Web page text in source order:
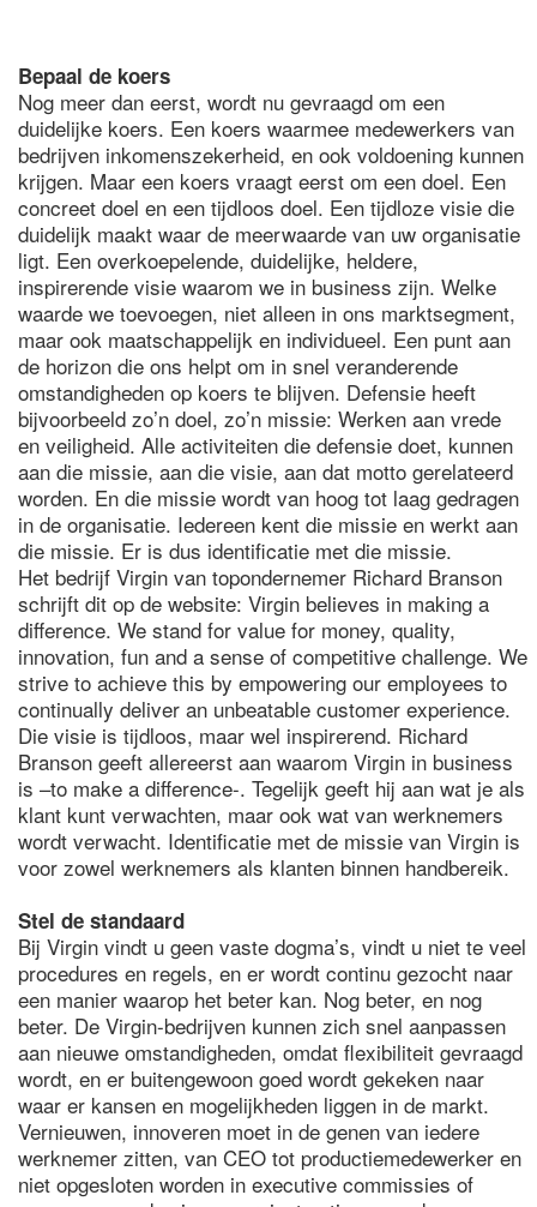
Bepaal de koers
Nog meer dan eerst, wordt nu gevraagd om een
duidelijke koers. Een koers waarmee medewerkers van
bedrijven inkomenszekerheid, en ook voldoening kunnen
krijgen. Maar een koers vraagt eerst om een doel. Een
concreet doel en een tijdloos doel. Een tijdloze visie die
duidelijk maakt waar de meerwaarde van uw organisatie
ligt. Een overkoepelende, duidelijke, heldere,
inspirerende visie waarom we in business zijn. Welke
waarde we toevoegen, niet alleen in ons marktsegment,
maar ook maatschappelijk en individueel. Een punt aan
de horizon die ons helpt om in snel veranderende
omstandigheden op koers te blijven. Defensie heeft
bijvoorbeeld zo’n doel, zo’n missie: Werken aan vrede
en veiligheid. Alle activiteiten die defensie doet, kunnen
aan die missie, aan die visie, aan dat motto gerelateerd
worden. En die missie wordt van hoog tot laag gedragen
in de organisatie. Iedereen kent die missie en werkt aan
die missie. Er is dus identificatie met die missie.
Het bedrijf Virgin van topondernemer Richard Branson
schrijft dit op de website: Virgin believes in making a
difference. We stand for value for money, quality,
innovation, fun and a sense of competitive challenge. We
strive to achieve this by empowering our employees to
continually deliver an unbeatable customer experience.
Die visie is tijdloos, maar wel inspirerend. Richard
Branson geeft allereerst aan waarom Virgin in business
is –to make a difference-. Tegelijk geeft hij aan wat je als
klant kunt verwachten, maar ook wat van werknemers
wordt verwacht. Identificatie met de missie van Virgin is
voor zowel werknemers als klanten binnen handbereik.
Stel de standaard
Bij Virgin vindt u geen vaste dogma’s, vindt u niet te veel
procedures en regels, en er wordt continu gezocht naar
een manier waarop het beter kan. Nog beter, en nog
beter. De Virgin-bedrijven kunnen zich snel aanpassen
aan nieuwe omstandigheden, omdat flexibiliteit gevraagd
wordt, en er buitengewoon goed wordt gekeken naar
waar er kansen en mogelijkheden liggen in de markt.
Vernieuwen, innoveren moet in de genen van iedere
werknemer zitten, van CEO tot productiemedewerker en
niet opgesloten worden in executive commissies of